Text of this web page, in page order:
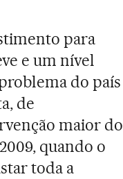
para
e um nível
do país
de
maior do
quando o
toda a